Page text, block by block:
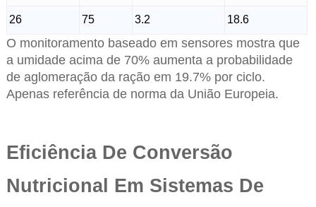
26 75 3.2 18.6
O monitoramento baseado em sensores mostra que
a umidade acima de 70% aumenta a probabilidade
de aglomeração da ração em 19.7% por ciclo.
Apenas referência de norma da União Europeia.
Eficiência De Conversão
Nutricional Em Sistemas De